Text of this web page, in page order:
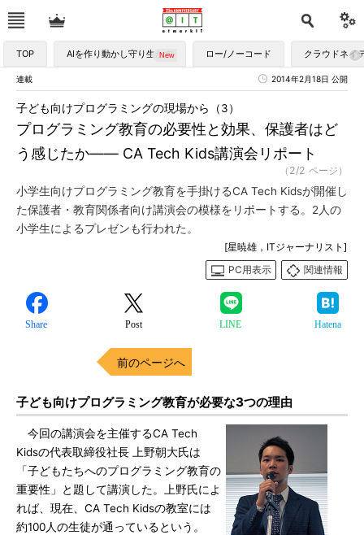
TOP AIを作り動かし守り生かす ロー/ノーコード クラウドネイ
連載 2014年2月18日 公開
プログラミング教育の必要性と効果、保護者はど
う感じたか―― CA Tech Kids講演会リポート
子ども向けプログラミングの現場から（3）
（2/2 ページ）
小学生向けプログラミング教育を手掛けるCA Tech Kidsが開催し
た保護者・教育関係者向け講演会の模様をリポートする。2人の
小学生によるプレゼンも行われた。
[星暁雄，ITジャーナリスト]
PC用表示
関連情報
Share Post LINE Hatena
前のページへ
子ども向けプログラミング教育が必要な3つの理由
今回の講演会を主催するCA Tech
Kidsの代表取締役社長 上野朝大氏は
「子どもたちへのプログラミング教育の
重要性」と題して講演した。上野氏によ
れば、現在、CA Tech Kidsの教室には
約100人の生徒が通っているという。